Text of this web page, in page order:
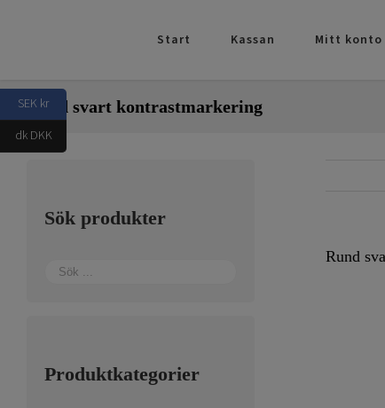
Start Kassan Mitt konto
Rund svart kontrastmarkering
Rund
Sök produkter
Produktkategorier
SEK kr
dk DKK